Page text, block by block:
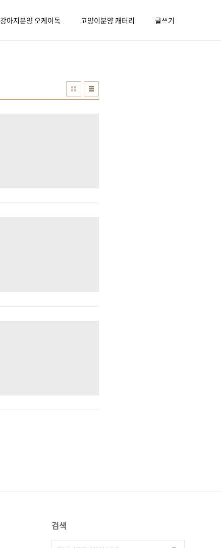
강아지분양 오케이독 고양이분양 캐터리 글쓰기
검색